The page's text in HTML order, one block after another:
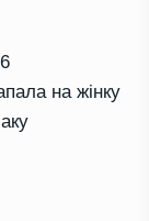
на жінку